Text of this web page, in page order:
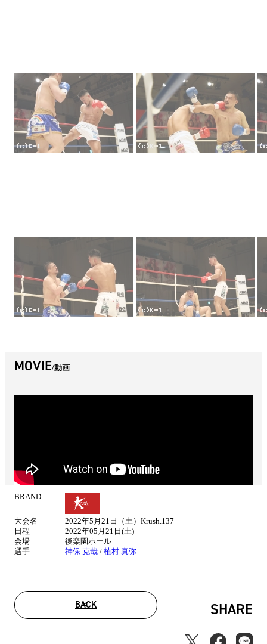
MOVIE 動画
BRAND
大会名
2022年5月21日（土）Krush.137
日程
2022年05月21日(土)
会場
後楽園ホール
選手
神保 克哉 / 植村 真弥
BACK SHARE